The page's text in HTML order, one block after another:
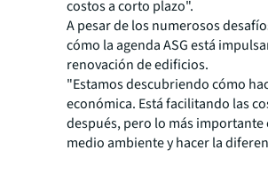
costos a corto plazo".
A pesar de los numerosos
cómo la agenda ASG está
renovación de edificios.
"Estamos descubriendo cómo
económica. Está facilitando las
después, pero lo más
medio ambiente y hacer la